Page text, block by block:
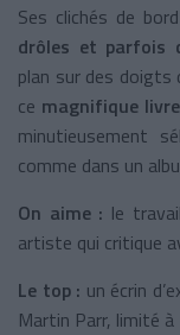
Ses clichés de
drôles et parfois
plan sur des doigts
ce magnifique
minutieusement
comme dans un
On aime : le
artiste qui critique
Le top : un écrin
Martin Parr, limité